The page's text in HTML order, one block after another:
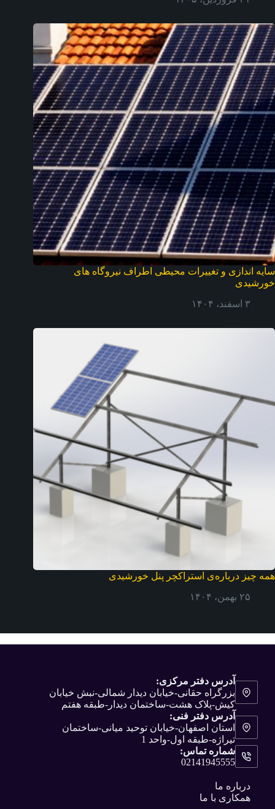
سایه اندازی و تغییرات محیطی اطراف نیروگاه های
خورشیدی
۳ اسفند، ۱۴۰۴
همه چیز درباره‌ی استراکچر پنل خورشیدی
۲۵ بهمن، ۱۴۰۴
آدرس دفتر مرکزی:
بزرگراه حقانی-خیابان دیدار شمالی-نبش خیابان
کیش-پلاک هشت-ساختمان دیدار-طبقه هفتم
آدرس دفتر فنی:
استان اصفهان-خیابان توحید میانی-ساختمان
تیراژه-طبقه اول-واحد 1
شماره تماس:
02141945555
درباره ما
همکاری با ما